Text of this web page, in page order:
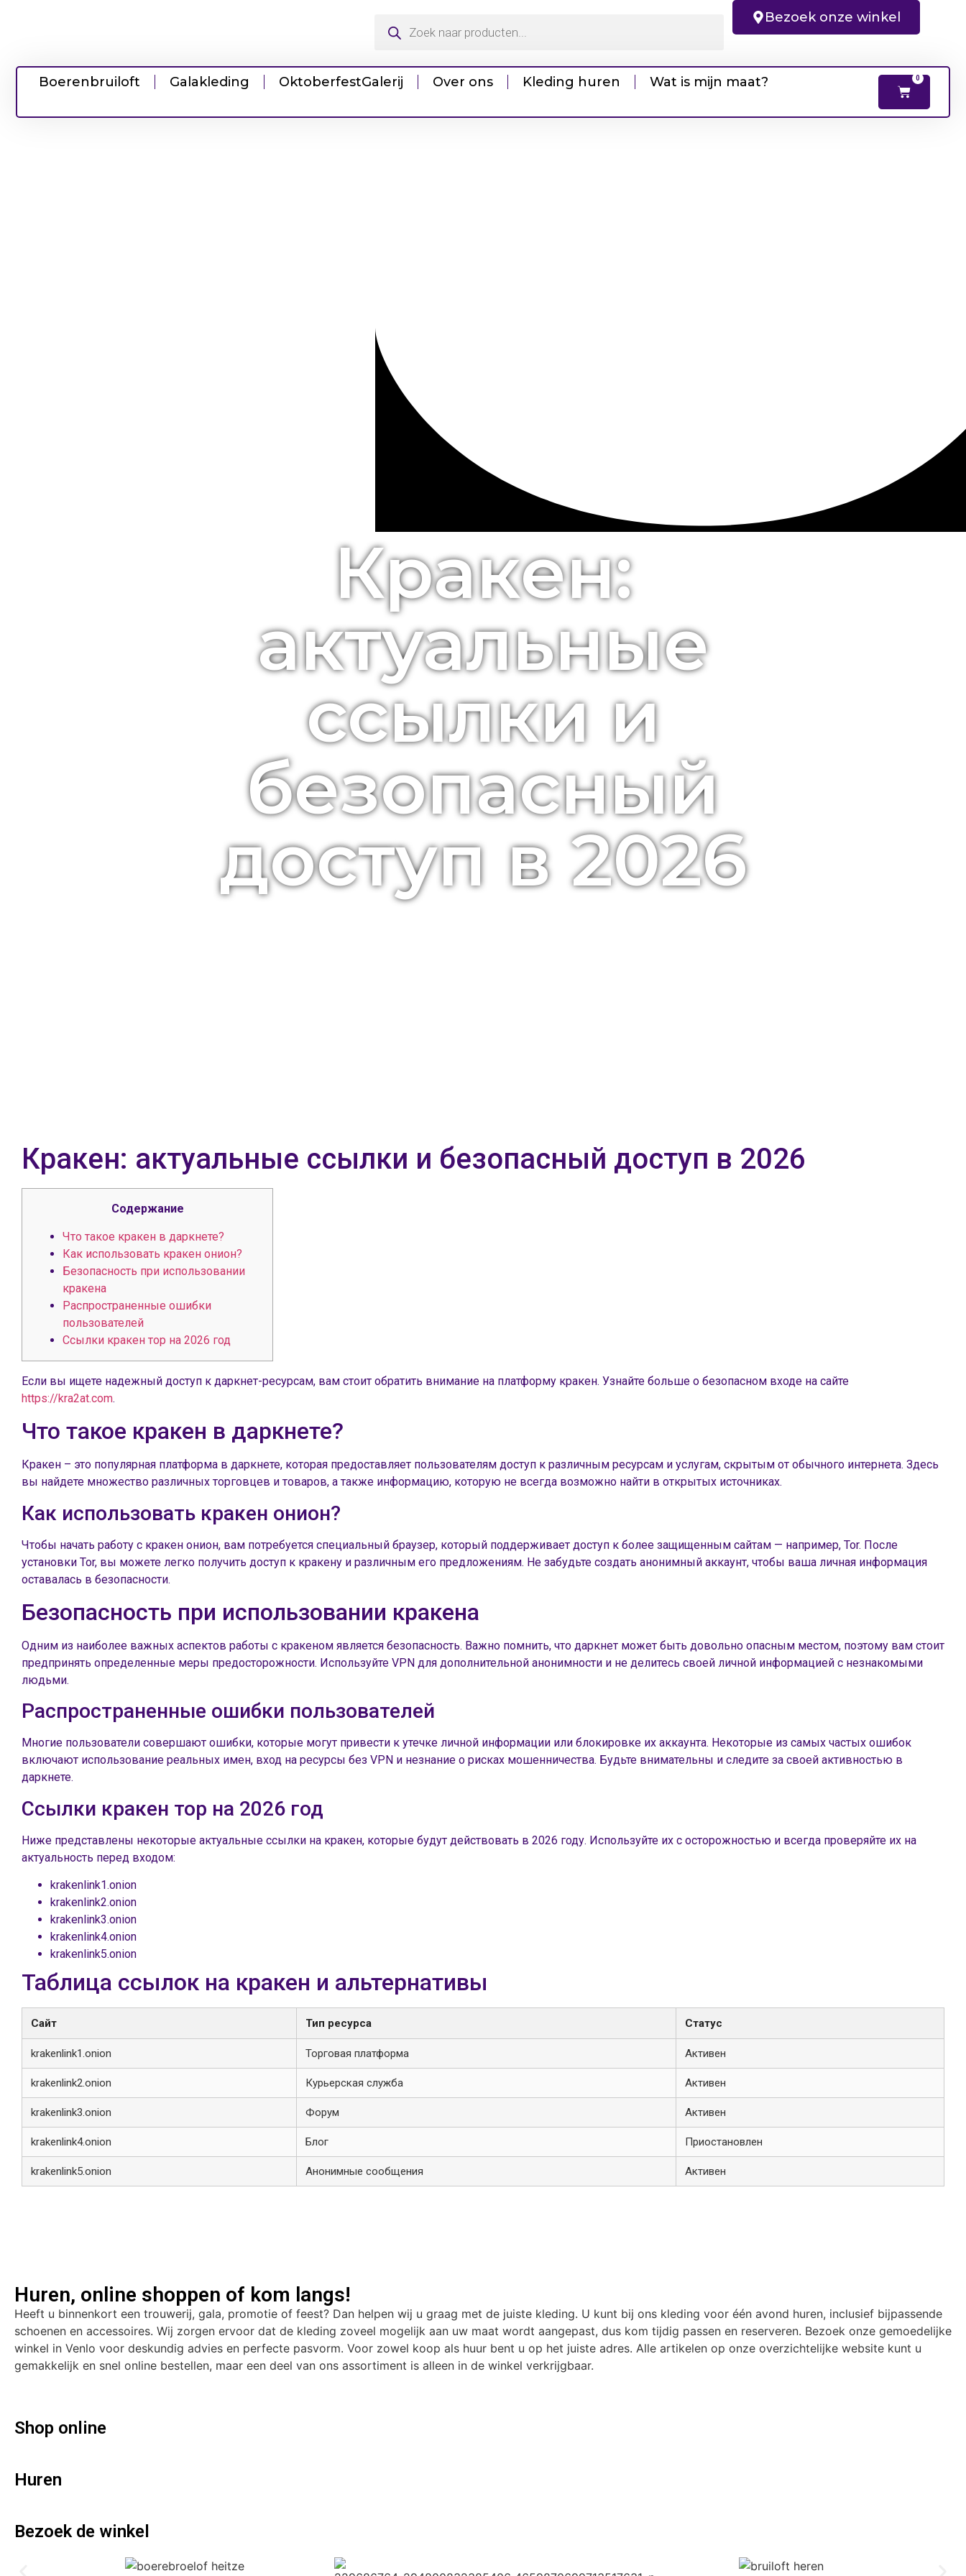
Bezoek onze winkel
Boerenbruiloft Galakleding OktoberfestGalerij Over ons Kleding huren Wat is mijn maat? 0
Кракен:
актуальные
ссылки и
безопасный
доступ в 2026
Кракен: актуальные ссылки и безопасный доступ в 2026
Содержание
Что такое кракен в даркнете?
Как использовать кракен онион?
Безопасность при использовании
кракена
Распространенные ошибки
пользователей
Ссылки кракен тор на 2026 год
Если вы ищете надежный доступ к даркнет-ресурсам, вам стоит обратить внимание на платформу кракен. Узнайте больше о безопасном входе на сайте
https://kra2at.com.
Что такое кракен в даркнете?
Кракен – это популярная платформа в даркнете, которая предоставляет пользователям доступ к различным ресурсам и услугам, скрытым от обычного интернета. Здесь
вы найдете множество различных торговцев и товаров, а также информацию, которую не всегда возможно найти в открытых источниках.
Как использовать кракен онион?
Чтобы начать работу с кракен онион, вам потребуется специальный браузер, который поддерживает доступ к более защищенным сайтам — например, Tor. После
установки Tor, вы можете легко получить доступ к кракену и различным его предложениям. Не забудьте создать анонимный аккаунт, чтобы ваша личная информация
оставалась в безопасности.
Безопасность при использовании кракена
Одним из наиболее важных аспектов работы с кракеном является безопасность. Важно помнить, что даркнет может быть довольно опасным местом, поэтому вам стоит
предпринять определенные меры предосторожности. Используйте VPN для дополнительной анонимности и не делитесь своей личной информацией с незнакомыми
людьми.
Распространенные ошибки пользователей
Многие пользователи совершают ошибки, которые могут привести к утечке личной информации или блокировке их аккаунта. Некоторые из самых частых ошибок
включают использование реальных имен, вход на ресурсы без VPN и незнание о рисках мошенничества. Будьте внимательны и следите за своей активностью в
даркнете.
Ссылки кракен тор на 2026 год
Ниже представлены некоторые актуальные ссылки на кракен, которые будут действовать в 2026 году. Используйте их с осторожностью и всегда проверяйте их на
актуальность перед входом:
krakenlink1.onion
krakenlink2.onion
krakenlink3.onion
krakenlink4.onion
krakenlink5.onion
Таблица ссылок на кракен и альтернативы
Сайт Тип ресурса Статус
krakenlink1.onion Торговая платформа Активен
krakenlink2.onion Курьерская служба Активен
krakenlink3.onion Форум Активен
krakenlink4.onion Блог Приостановлен
krakenlink5.onion Анонимные сообщения Активен
Huren, online shoppen of kom langs!
Heeft u binnenkort een trouwerij, gala, promotie of feest? Dan helpen wij u graag met de juiste kleding. U kunt bij ons kleding voor één avond huren, inclusief bijpassende
schoenen en accessoires. Wij zorgen ervoor dat de kleding zoveel mogelijk aan uw maat wordt aangepast, dus kom tijdig passen en reserveren. Bezoek onze gemoedelijke
winkel in Venlo voor deskundig advies en perfecte pasvorm. Voor zowel koop als huur bent u op het juiste adres. Alle artikelen op onze overzichtelijke website kunt u
gemakkelijk en snel online bestellen, maar een deel van ons assortiment is alleen in de winkel verkrijgbaar.
Shop online
Huren
Bezoek de winkel